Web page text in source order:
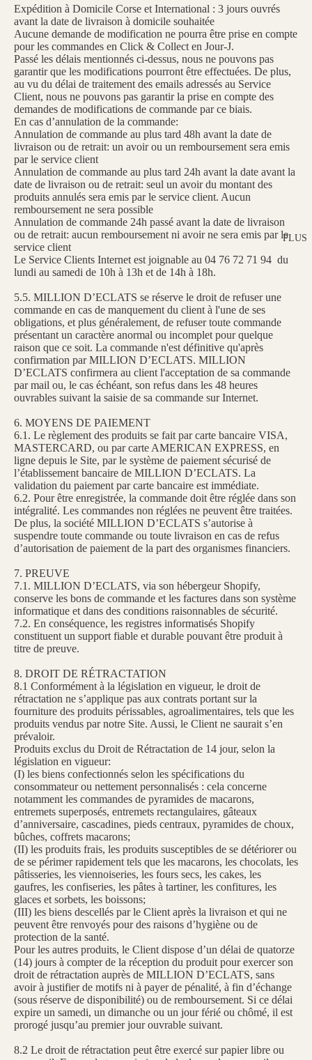
PLUS
Expédition à Domicile Corse et International : 3 jours ouvrés
avant la date de livraison à domicile souhaitée
Aucune demande de modification ne pourra être prise en compte
pour les commandes en Click & Collect en Jour-J.
Passé les délais mentionnés ci-dessus, nous ne pouvons pas
garantir que les modifications pourront être effectuées. De plus,
au vu du délai de traitement des emails adressés au Service
Client, nous ne pouvons pas garantir la prise en compte des
demandes de modifications de commande par ce biais.
En cas d’annulation de la commande:
Annulation de commande au plus tard 48h avant la date de
livraison ou de retrait: un avoir ou un remboursement sera emis
par le service client
Annulation de commande au plus tard 24h avant la date avant la
date de livraison ou de retrait: seul un avoir du montant des
produits annulés sera emis par le service client. Aucun
remboursement ne sera possible
Annulation de commande 24h passé avant la date de livraison
ou de retrait: aucun remboursement ni avoir ne sera emis par le
service client
Le Service Clients Internet est joignable au 04 76 72 71 94 du
lundi au samedi de 10h à 13h et de 14h à 18h.
5.5. MILLION D’ECLATS se réserve le droit de refuser une
commande en cas de manquement du client à l'une de ses
obligations, et plus généralement, de refuser toute commande
présentant un caractère anormal ou incomplet pour quelque
raison que ce soit. La commande n'est définitive qu'après
confirmation par MILLION D’ECLATS. MILLION
D’ECLATS confirmera au client l'acceptation de sa commande
par mail ou, le cas échéant, son refus dans les 48 heures
ouvrables suivant la saisie de sa commande sur Internet.
6. MOYENS DE PAIEMENT
6.1. Le règlement des produits se fait par carte bancaire VISA,
MASTERCARD, ou par carte AMERICAN EXPRESS, en
ligne depuis le Site, par le système de paiement sécurisé de
l’établissement bancaire de MILLION D’ECLATS. La
validation du paiement par carte bancaire est immédiate.
6.2. Pour être enregistrée, la commande doit être réglée dans son
intégralité. Les commandes non réglées ne peuvent être traitées.
De plus, la société MILLION D’ECLATS s’autorise à
suspendre toute commande ou toute livraison en cas de refus
d’autorisation de paiement de la part des organismes financiers.
7. PREUVE
7.1. MILLION D’ECLATS, via son hébergeur Shopify,
conserve les bons de commande et les factures dans son système
informatique et dans des conditions raisonnables de sécurité.
7.2. En conséquence, les registres informatisés Shopify
constituent un support fiable et durable pouvant être produit à
titre de preuve.
8. DROIT DE RÉTRACTATION
8.1 Conformément à la législation en vigueur, le droit de
rétractation ne s’applique pas aux contrats portant sur la
fourniture des produits périssables, agroalimentaires, tels que les
produits vendus par notre Site. Aussi, le Client ne saurait s’en
prévaloir.
Produits exclus du Droit de Rétractation de 14 jour, selon la
législation en vigueur:
(I) les biens confectionnés selon les spécifications du
consommateur ou nettement personnalisés : cela concerne
notamment les commandes de pyramides de macarons,
entremets superposés, entremets rectangulaires, gâteaux
d’anniversaire, cascadines, pieds centraux, pyramides de choux,
bûches, coffrets macarons;
(II) les produits frais, les produits susceptibles de se détériorer ou
de se périmer rapidement tels que les macarons, les chocolats, les
pâtisseries, les viennoiseries, les fours secs, les cakes, les
gaufres, les confiseries, les pâtes à tartiner, les confitures, les
glaces et sorbets, les boissons;
(III) les biens descellés par le Client après la livraison et qui ne
peuvent être renvoyés pour des raisons d’hygiène ou de
protection de la santé.
Pour les autres produits, le Client dispose d’un délai de quatorze
(14) jours à compter de la réception du produit pour exercer son
droit de rétractation auprès de MILLION D’ECLATS, sans
avoir à justifier de motifs ni à payer de pénalité, à fin d’échange
(sous réserve de disponibilité) ou de remboursement. Si ce délai
expire un samedi, un dimanche ou un jour férié ou chômé, il est
prorogé jusqu’au premier jour ouvrable suivant.
8.2 Le droit de rétractation peut être exercé sur papier libre ou